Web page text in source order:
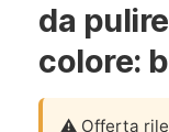
da
colore:
⚠️ Offerta